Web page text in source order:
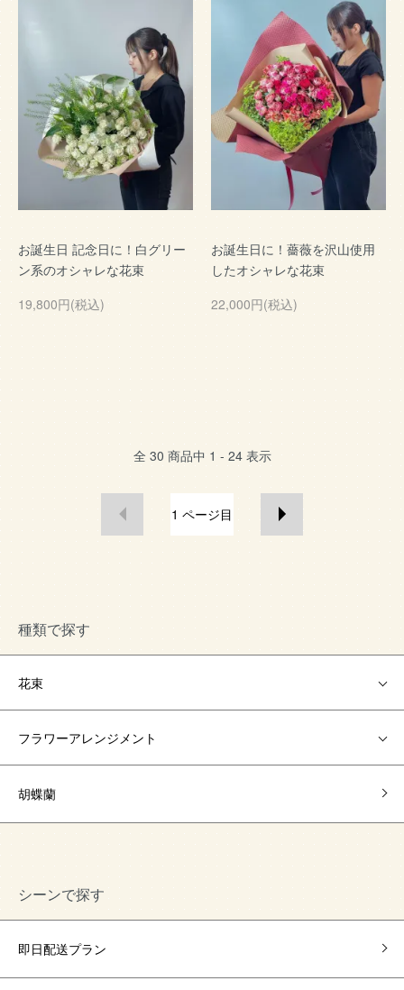
お誕生日 記念日に！白グリー
ン系のオシャレな花束
19,800円(税込)
お誕生日に！薔薇を沢山使用
したオシャレな花束
22,000円(税込)
全 30 商品中 1 - 24 表示
1 ページ目
種類で探す
花束
フラワーアレンジメント
胡蝶蘭
シーンで探す
即日配送プラン